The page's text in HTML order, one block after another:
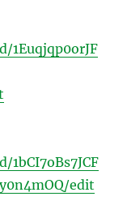
1Euqjqp0orJF
edit